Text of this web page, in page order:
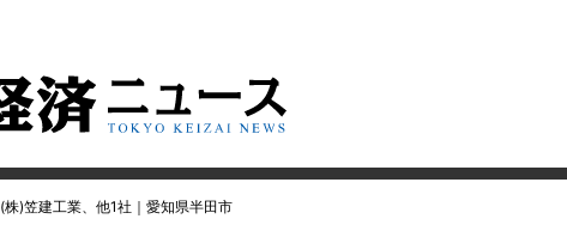
(株)笠建工業、他1社｜愛知県半田市